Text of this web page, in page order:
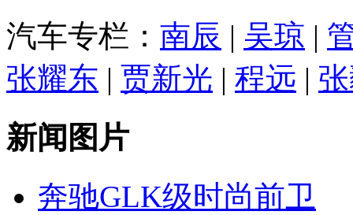
汽车专栏： 南辰 | 吴琼 |
张耀东 | 贾新光 | 程远 |
新闻图片
奔驰GLK级时尚前卫